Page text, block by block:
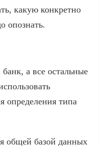
какую конкретно
опознать.
а все остальные
определения типа
общей базой данных